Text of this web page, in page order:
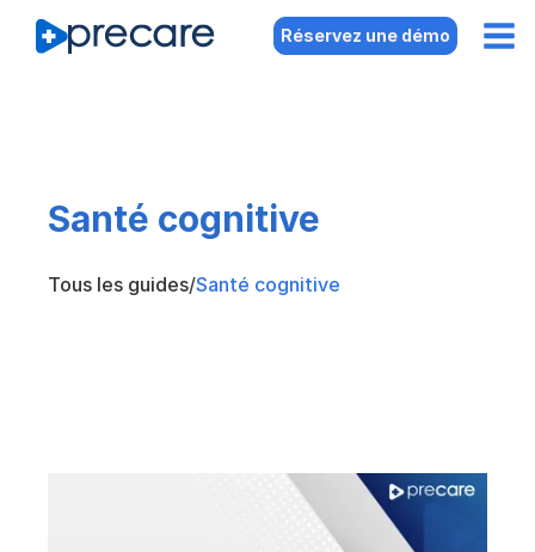
Réservez une démo
Santé cognitive
Tous les guides/Santé cognitive